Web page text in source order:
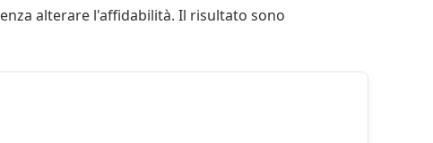
alterare l'affidabilità. Il risultato sono